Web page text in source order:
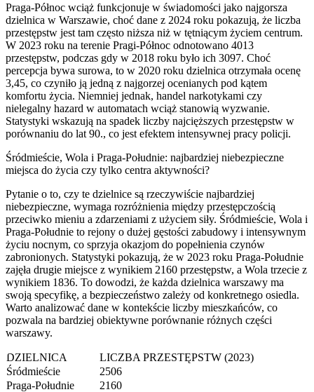
Praga-Północ wciąż funkcjonuje w świadomości jako najgorsza
dzielnica w Warszawie, choć dane z 2024 roku pokazują, że liczba
przestępstw jest tam często niższa niż w tętniącym życiem centrum.
W 2023 roku na terenie Pragi-Północ odnotowano 4013
przestępstw, podczas gdy w 2018 roku było ich 3097. Choć
percepcja bywa surowa, to w 2020 roku dzielnica otrzymała ocenę
3,45, co czyniło ją jedną z najgorzej ocenianych pod kątem
komfortu życia. Niemniej jednak, handel narkotykami czy
nielegalny hazard w automatach wciąż stanowią wyzwanie.
Statystyki wskazują na spadek liczby najcięższych przestępstw w
porównaniu do lat 90., co jest efektem intensywnej pracy policji.
Śródmieście, Wola i Praga-Południe: najbardziej niebezpieczne
miejsca do życia czy tylko centra aktywności?
Pytanie o to, czy te dzielnice są rzeczywiście najbardziej
niebezpieczne, wymaga rozróżnienia między przestępczością
przeciwko mieniu a zdarzeniami z użyciem siły. Śródmieście, Wola i
Praga-Południe to rejony o dużej gęstości zabudowy i intensywnym
życiu nocnym, co sprzyja okazjom do popełnienia czynów
zabronionych. Statystyki pokazują, że w 2023 roku Praga-Południe
zajęła drugie miejsce z wynikiem 2160 przestępstw, a Wola trzecie z
wynikiem 1836. To dowodzi, że każda dzielnica warszawy ma
swoją specyfikę, a bezpieczeństwo zależy od konkretnego osiedla.
Warto analizować dane w kontekście liczby mieszkańców, co
pozwala na bardziej obiektywne porównanie różnych części
warszawy.
DZIELNICA
LICZBA PRZESTĘPSTW (2023)
Śródmieście
2506
Praga-Południe
2160